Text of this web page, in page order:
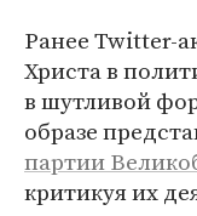
Ранее Twitter-
Христа в
в шутливой
образе
партии
критикуя их